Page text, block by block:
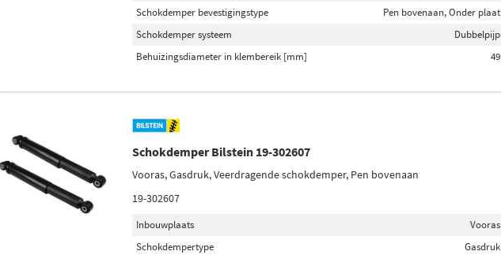
Schokdemper bevestigingstype
Pen bovenaan, Onder plaat
Schokdemper systeem
Dubbelpijp
Behuizingsdiameter in klembereik [mm]
49
Schokdemper Bilstein 19-302607
Vooras, Gasdruk, Veerdragende schokdemper, Pen bovenaan
19-302607
Inbouwplaats
Vooras
Schokdempertype
Gasdruk